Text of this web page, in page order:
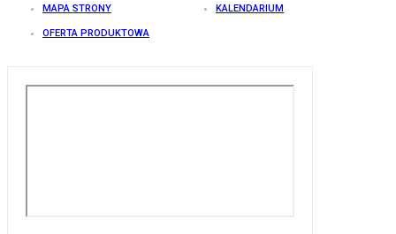
MAPA STRONY KALENDARIUM
OFERTA PRODUKTOWA